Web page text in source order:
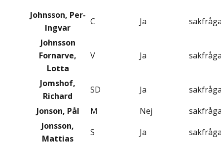
Johnsson, Per-
Ingvar
C Ja
Johnsson
Fornarve,
Lotta
V Ja
Jomshof,
Richard
SD Ja
Jonson, Pål
M Nej
Jonsson,
Mattias
S Ja